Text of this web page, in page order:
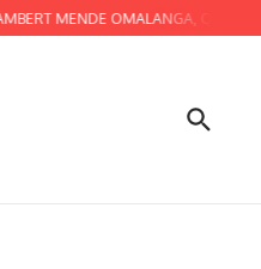
OMALANGA, QUATTRO